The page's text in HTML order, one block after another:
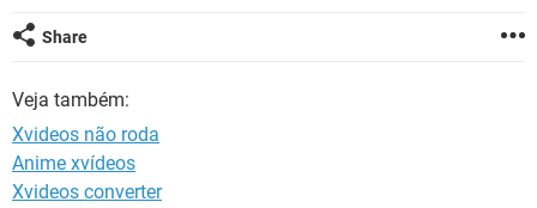
GUIA DE COMPRAS
Share
Veja também:
Xvideos não roda
Anime xvídeos
Xvideos converter